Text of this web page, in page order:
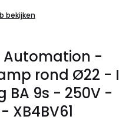
bekijken
Automation -
rond Ø22 -
BA 9s - 250V -
XB4BV61